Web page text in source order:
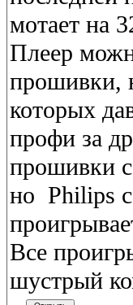
мотает на
Плеер
прошивки,
которых
профи за
прошивки
но Philips
Все
шустрый